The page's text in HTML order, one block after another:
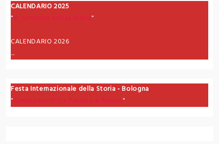
CALENDARIO 2025
"In cammino con la storia"
CALENDARIO 2026
...
Festa Internazionale della Storia - Bologna
"Cambiamenti tra Passato e Futuro"